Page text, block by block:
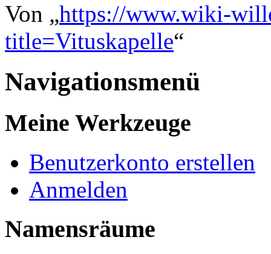
Von „https://www.wiki-
title=Vituskapelle“
Navigationsmenü
Meine Werkzeuge
Benutzerkonto erstellen
Anmelden
Namensräume